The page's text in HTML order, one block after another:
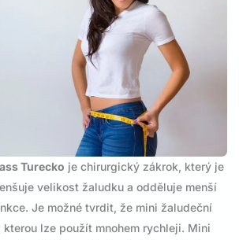
Turecko je chirurgický zákrok, který je
velikost žaludku a odděluje menší
Je možné tvrdit, že mini žaludeční
lze použít mnohem rychleji. Mini